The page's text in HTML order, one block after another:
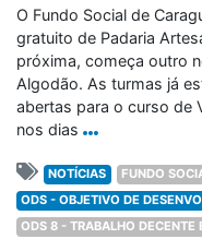
O Fundo Social de
gratuito de Padaria
próxima, começa outro
Algodão. As turmas já
abertas para o curso de
nos dias
NOTÍCIAS
FUNDO
ODS - OBJETIVO DE
ODS 8 - TRABALHO DECENTE